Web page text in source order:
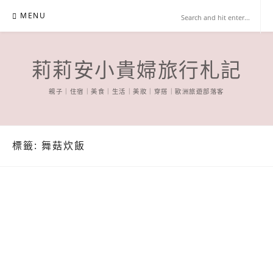
content
MENU
莉莉安小貴婦旅行札記
親子｜住宿｜美食｜生活｜美妝｜穿搭｜歐洲旅遊部落客
標籤: 舞菇炊飯